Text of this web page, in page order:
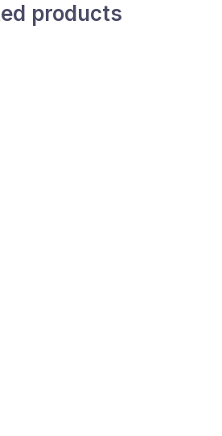
products